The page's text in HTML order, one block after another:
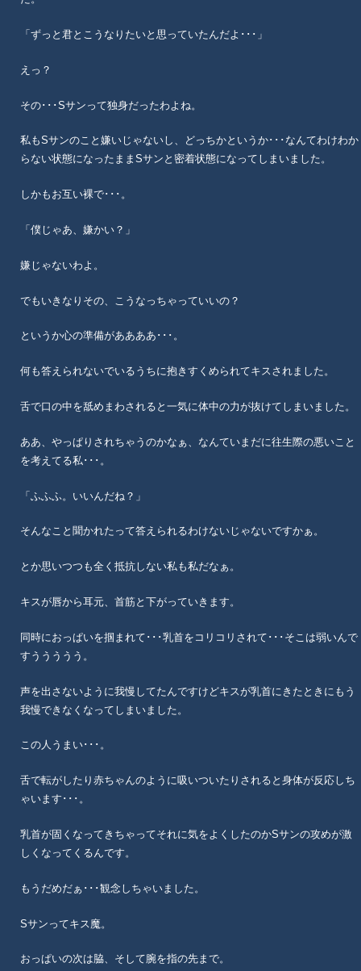
「ずっと君とこうなりたいと思っていたんだよ･･･」
えっ？
その･･･Sサンって独身だったわよね。
私もSサンのこと嫌いじゃないし、どっちかというか･･･なんてわけわか
らない状態になったままSサンと密着状態になってしまいました。
しかもお互い裸で･･･。
「僕じゃあ、嫌かい？」
嫌じゃないわよ。
でもいきなりその、こうなっちゃっていいの？
というか心の準備がああああ･･･。
何も答えられないでいるうちに抱きすくめられてキスされました。
舌で口の中を舐めまわされると一気に体中の力が抜けてしまいました。
ああ、やっぱりされちゃうのかなぁ、なんていまだに往生際の悪いこと
を考えてる私･･･。
「ふふふ。いいんだね？」
そんなこと聞かれたって答えられるわけないじゃないですかぁ。
とか思いつつも全く抵抗しない私も私だなぁ。
キスが唇から耳元、首筋と下がっていきます。
同時におっぱいを掴まれて･･･乳首をコリコリされて･･･そこは弱いんで
すううううう。
声を出さないように我慢してたんですけどキスが乳首にきたときにもう
我慢できなくなってしまいました。
この人うまい･･･。
舌で転がしたり赤ちゃんのように吸いついたりされると身体が反応しち
ゃいます･･･。
乳首が固くなってきちゃってそれに気をよくしたのかSサンの攻めが激
しくなってくるんです。
もうだめだぁ･･･観念しちゃいました。
Sサンってキス魔。
おっぱいの次は脇、そして腕を指の先まで。